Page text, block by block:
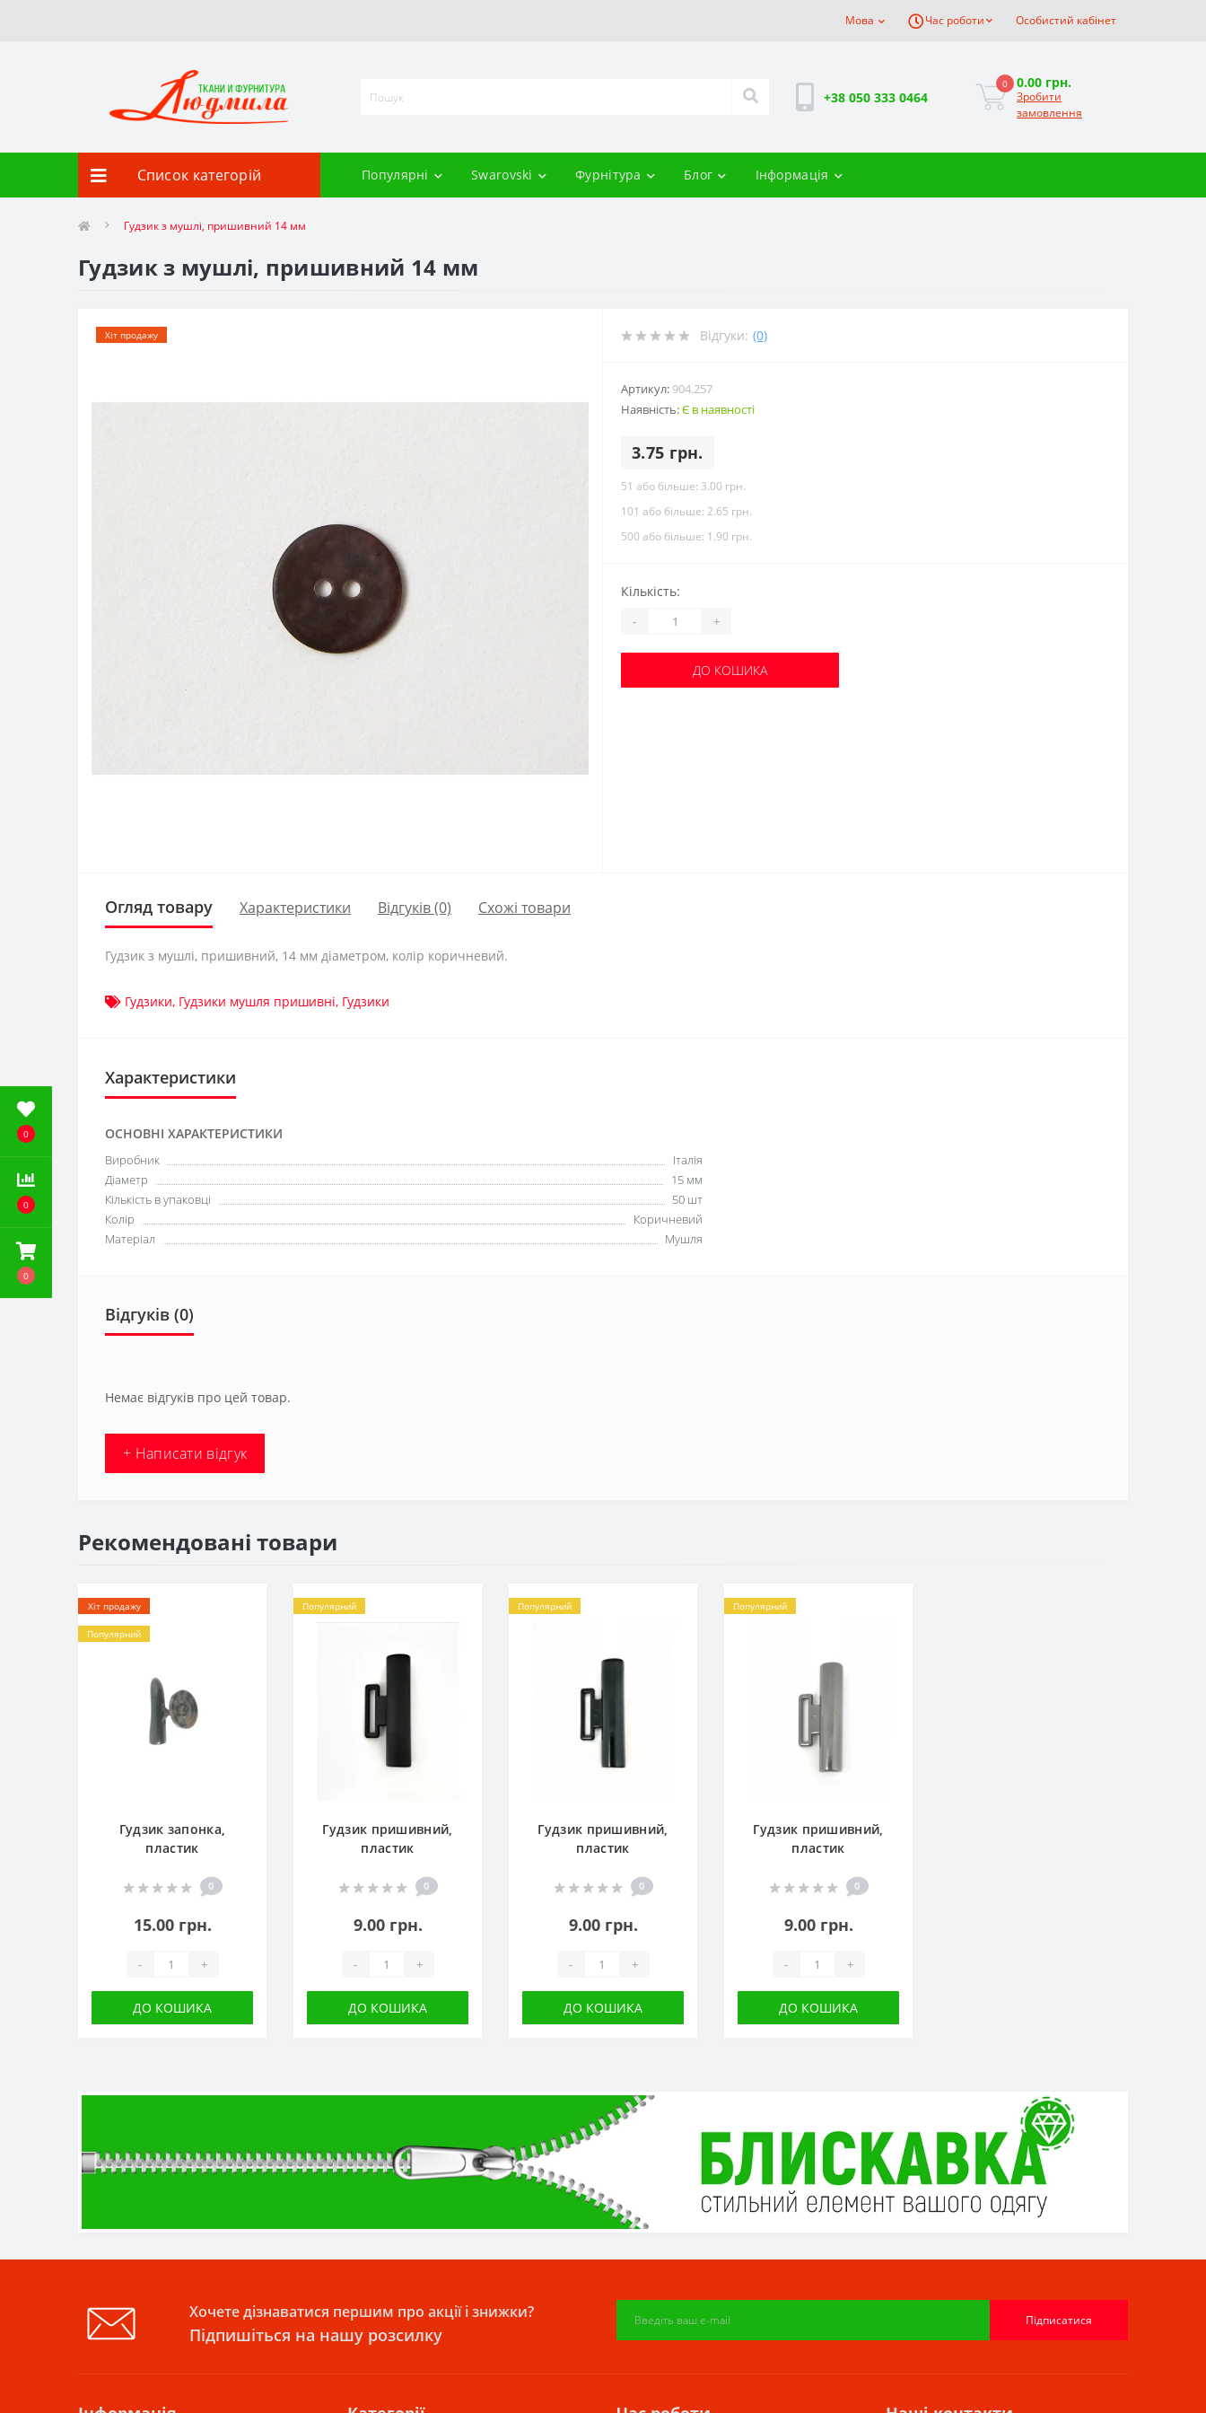
0
0
0
Мова Час роботи Особистий кабінет
+38 050 333 0464
0 0.00 грн.
Зробити
замовлення
Список категорій Популярні Swarovski Фурнітура Блог Інформація
Гудзик з мушлі, пришивний 14 мм
Гудзик з мушлі, пришивний 14 мм
Хіт продажу Відгуки: (0)
Артикул: 904.257
Наявність:Є в наявності
3.75 грн.
51 або більше: 3.00 грн.
101 або більше: 2.65 грн.
500 або більше: 1.90 грн.
Кількість:
- +
ДО КОШИКА
Огляд товару Характеристики Відгуків (0) Схожі товари
Гудзик з мушлі, пришивний, 14 мм діаметром, колір коричневий.
Гудзики, Гудзики мушля пришивні, Гудзики
Характеристики
ОСНОВНІ ХАРАКТЕРИСТИКИ
Виробник
Італія
Діаметр
15 мм
Кількість в упаковці
50 шт
Колір
Коричневий
Матеріал
Мушля
Відгуків (0)
Немає відгуків про цей товар.
+ Написати відгук
Рекомендовані товари
Хіт продажу
Популярний
Гудзик запонка,
пластик
0
15.00 грн.
- +
ДО КОШИКА
Популярний
Гудзик пришивний,
пластик
0
9.00 грн.
- +
ДО КОШИКА
Популярний
Гудзик пришивний,
пластик
0
9.00 грн.
- +
ДО КОШИКА
Популярний
Гудзик пришивний,
пластик
0
9.00 грн.
- +
ДО КОШИКА
Хочете дізнаватися першим про акції і знижки?
Підпишіться на нашу розсилку
Підписатися